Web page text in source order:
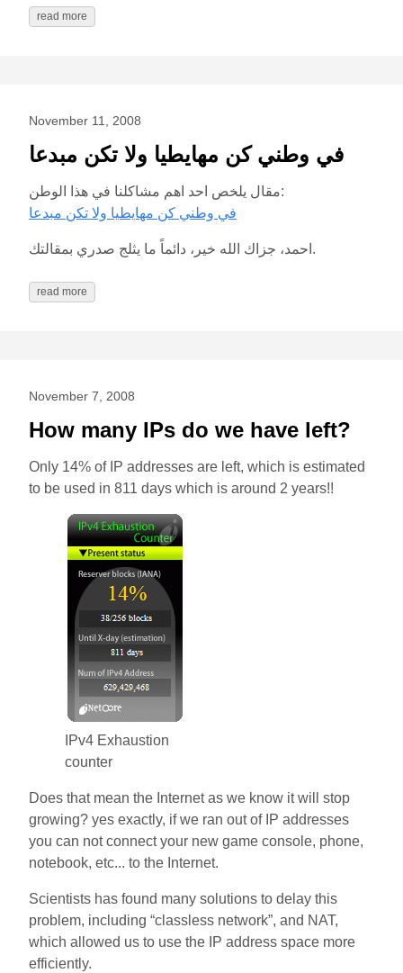
read more
November 11, 2008
في وطني كن مهايطيا ولا تكن مبدعا
مقال يلخص احد اهم مشاكلنا في هذا الوطن:
في وطني كن مهايطيا ولا تكن مبدعا
احمد، جزاك الله خير، دائماً ما يثلج صدري بمقالتك.
read more
November 7, 2008
How many IPs do we have left?
Only 14% of IP addresses are left, which is estimated
to be used in 811 days which is around 2 years!!
IPv4 Exhaustion
counter
Does that mean the Internet as we know it will stop
growing? yes exactly, if we ran out of IP addresses
you can not connect your new game console, phone,
notebook, etc... to the Internet.
Scientists has found many solutions to delay this
problem, including “classless network”, and NAT,
which allowed us to use the IP address space more
efficiently.